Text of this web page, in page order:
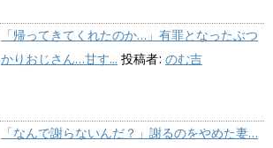
「帰ってきてくれたのか…」有罪となったぶつ
かりおじさん…甘す... 投稿者: のむ吉
「なんで謝らないんだ？」謝るのをやめた妻…